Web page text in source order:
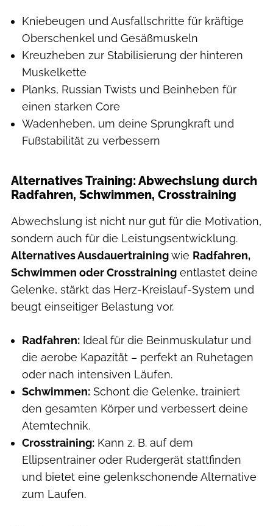
Kniebeugen und Ausfallschritte für kräftige
Oberschenkel und Gesäßmuskeln
Kreuzheben zur Stabilisierung der hinteren
Muskelkette
Planks, Russian Twists und Beinheben für
einen starken Core
Wadenheben, um deine Sprungkraft und
Fußstabilität zu verbessern
Alternatives Training: Abwechslung durch
Radfahren, Schwimmen, Crosstraining
Abwechslung ist nicht nur gut für die Motivation,
sondern auch für die Leistungsentwicklung.
Alternatives Ausdauertrainingwie Radfahren,
Schwimmen oder Crosstraining entlastet deine
Gelenke, stärkt das Herz-Kreislauf-System und
beugt einseitiger Belastung vor.
Radfahren: Ideal für die Beinmuskulatur und
die aerobe Kapazität – perfekt an Ruhetagen
oder nach intensiven Läufen.
Schwimmen: Schont die Gelenke, trainiert
den gesamten Körper und verbessert deine
Atemtechnik.
Crosstraining: Kann z. B. auf dem
Ellipsentrainer oder Rudergerät stattfinden
und bietet eine gelenkschonende Alternative
zum Laufen.